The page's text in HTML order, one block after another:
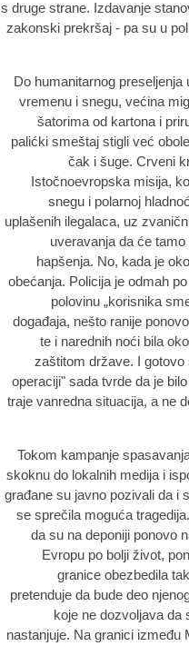
s druge strane. Izdavanje
zakonski prekršaj - pa su u
Do humanitarnog
vremenu i snegu, većina
šatorima od kartona i
palićki smeštaj stigli već
čak i šuge. Crveni
Istočnoevropska misija,
snegu i polarnoj
uplašenih ilegalaca, uz
uveravanja da će
hapšenja. No, kada je
obećanja. Policija je odmah
polovinu „korisnika
događaja, nešto ranije
te i narednih noći bila
zaštitom države. I gotovo
operaciji" sada tvrde da je
traje vanredna situacija, a ne
Tokom kampanje
skoknu do lokalnih medija i
građane su javno pozivali da i
se sprečila moguća
da su na deponiji ponovo
Evropu po bolji život,
granice obezbedila
pretenduje da bude deo
koje ne dozvoljava da
nastanjuje. Na granici između